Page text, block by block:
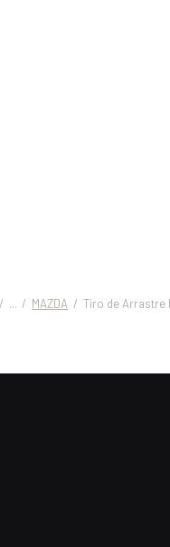
... MAZDA Tiro de Arrastre